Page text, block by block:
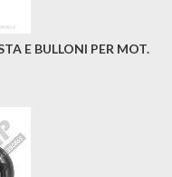
E BULLONI PER MOT.